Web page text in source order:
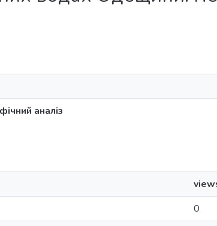
аналіз
0